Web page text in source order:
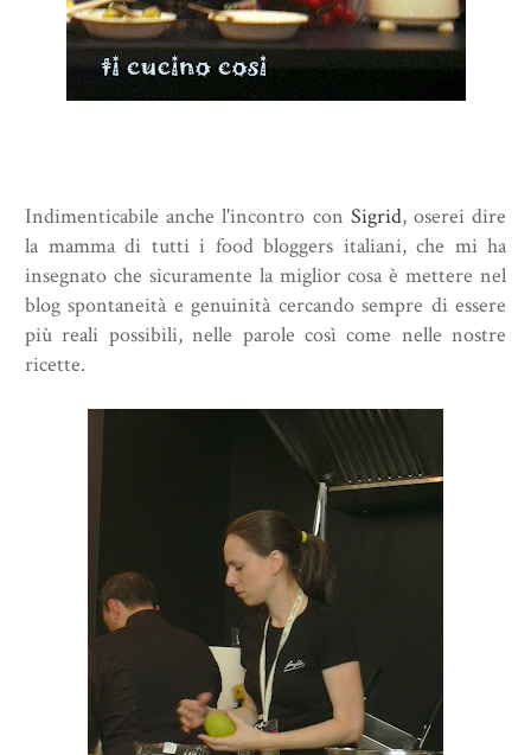
Indimenticabile anche l'incontro con Sigrid, oserei dire
la mamma di tutti i food bloggers italiani, che mi ha
insegnato che sicuramente la miglior cosa è mettere nel
blog spontaneità e genuinità cercando sempre di essere
più reali possibili, nelle parole così come nelle nostre
ricette.